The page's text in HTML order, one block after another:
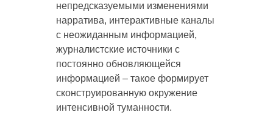
непредсказуемыми изменениями
нарратива, интерактивные каналы
с неожиданным информацией,
журналистские источники с
постоянно обновляющейся
информацией – такое формирует
сконструированную окружение
интенсивной туманности.